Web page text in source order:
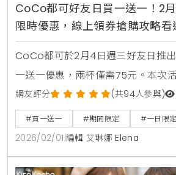
CoCo都可好友日買一送一！2
限時優惠，線上領券搶購攻略看
CoCo都可於2月4日週三好友日推
一送一優惠，兩杯僅需75元。本次
Melody美樂蒂聯名粉紅紙杯，提供
紅茶的酸甜滋
網友評分 (共94人參與)
#買一送一 #期間限定 #一日限定
2026/02/01 編輯 艾琳娜 Elena